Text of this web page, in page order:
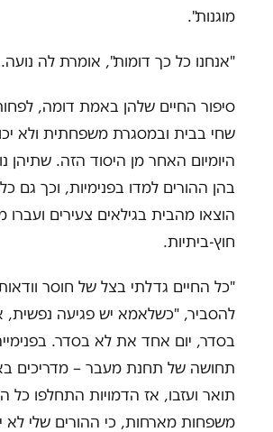
מוגנות".
"אנחנו כל כך דומות", אומרת לה
סיפור החיים שלהן באמת דומה, לפחות
שחי בבית ובמסגרת משפחתית ולא
היומיום האחר מן היסוד הזה. שתיהן
בהן ההורים למדו בפנימיות, וכך גם
הוצאו מהבית בגילאים צעירים
חוץ-ביתיות.
"כל החיים גדלתי בצל של חוסר
להסביר, "כשלאמא יש פגיעה נפשית,
בסדר, יום אחד את לא בסדר.
תחושה של תחנת מעבר – מדריכים
משפחות מארחות, כי ההורים שלי לא